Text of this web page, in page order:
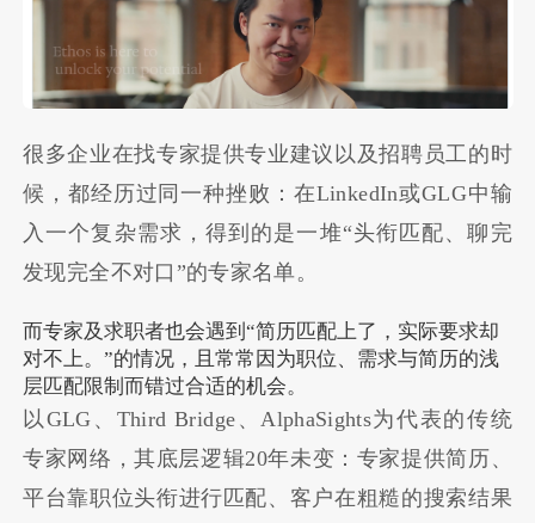
很多企业在找专家提供专业建议以及招聘员工的时
候，都经历过同一种挫败：在LinkedIn或GLG中输
入一个复杂需求，得到的是一堆“头衔匹配、聊完
发现完全不对口”的专家名单。
而专家及求职者也会遇到“简历匹配上了，实际要求却
对不上。”的情况，且常常因为职位、需求与简历的浅
层匹配限制而错过合适的机会。
以GLG、Third Bridge、AlphaSights为代表的传统
专家网络，其底层逻辑20年未变：专家提供简历、
平台靠职位头衔进行匹配、客户在粗糙的搜索结果